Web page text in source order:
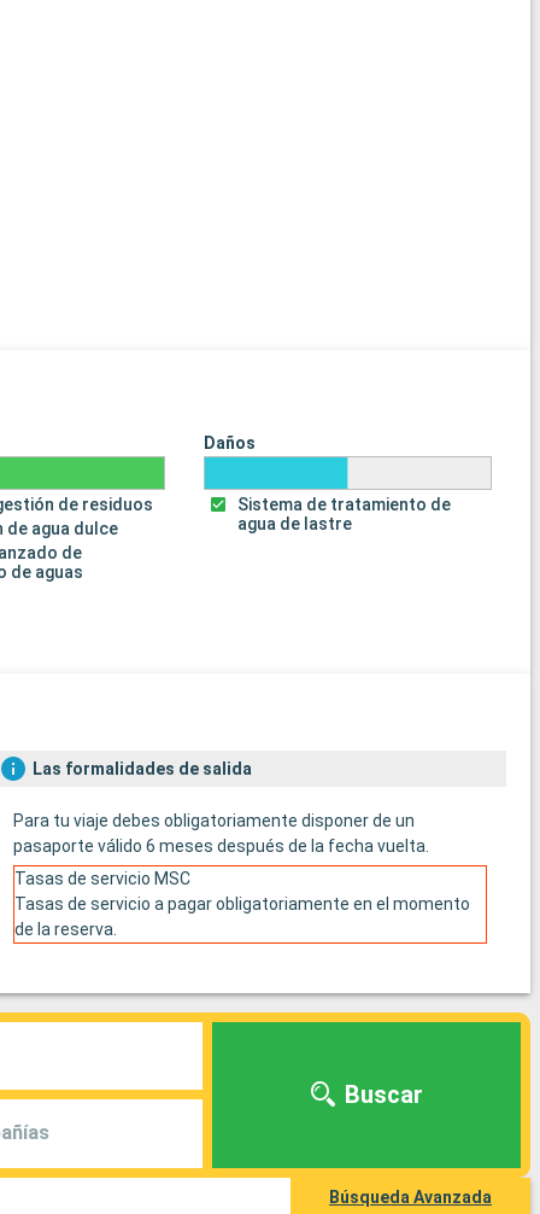
de residuos
de agua dulce
de
de aguas
Daños
Sistema de tratamiento de
agua de lastre
Las formalidades de salida
Para tu viaje debes obligatoriamente disponer de un
pasaporte válido 6 meses después de la fecha vuelta.
Tasas de servicio MSC
Tasas de servicio a pagar obligatoriamente en el momento
de la reserva.
Buscar
Búsqueda Avanzada